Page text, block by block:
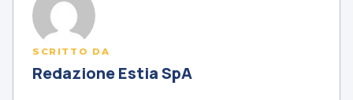
SCRITTO DA
Redazione Estia SpA